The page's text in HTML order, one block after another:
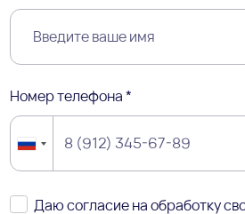
Номер телефона *
Даю согласие на обработку